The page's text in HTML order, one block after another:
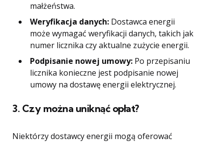
małżeństwa.
Weryfikacja danych: Dostawca energii
może wymagać weryfikacji danych, takich jak
numer licznika czy aktualne zużycie energii.
Podpisanie nowej umowy: Po przepisaniu
licznika konieczne jest podpisanie nowej
umowy na dostawę energii elektrycznej.
3. Czy można uniknąć opłat?
Niektórzy dostawcy energii mogą oferować